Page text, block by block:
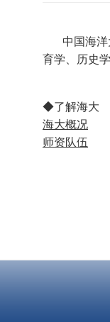
中国海
育学、历史
◆了解海大
海大概况
师资队伍